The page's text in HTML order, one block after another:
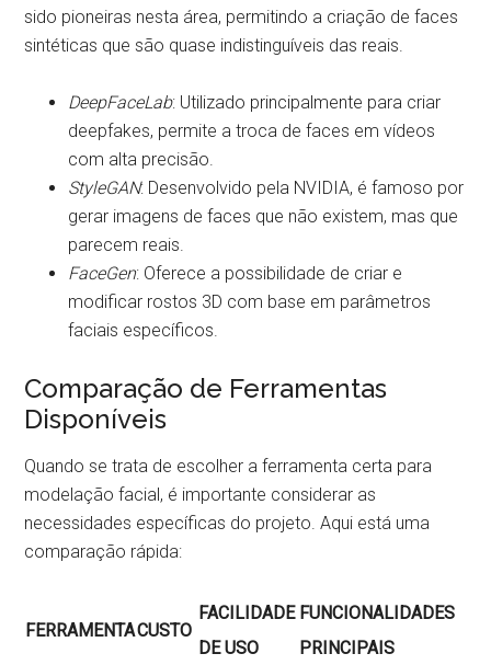
sido pioneiras nesta área, permitindo a criação de faces
sintéticas que são quase indistinguíveis das reais.
DeepFaceLab: Utilizado principalmente para criar
deepfakes, permite a troca de faces em vídeos
com alta precisão.
StyleGAN: Desenvolvido pela NVIDIA, é famoso por
gerar imagens de faces que não existem, mas que
parecem reais.
FaceGen: Oferece a possibilidade de criar e
modificar rostos 3D com base em parâmetros
faciais específicos.
Comparação de Ferramentas
Disponíveis
Quando se trata de escolher a ferramenta certa para
modelação facial, é importante considerar as
necessidades específicas do projeto. Aqui está uma
comparação rápida:
FERRAMENTACUSTO
FACILIDADE
DE USO
FUNCIONALIDADES
PRINCIPAIS